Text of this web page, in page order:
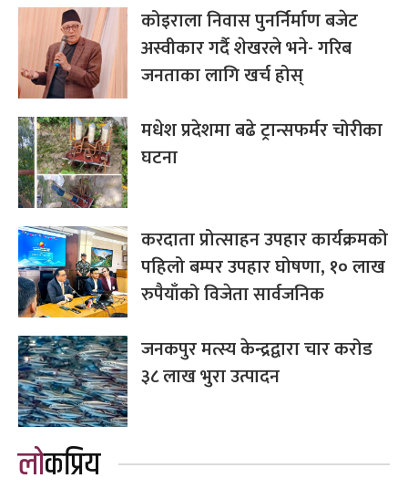
कोइराला निवास पुनर्निर्माण बजेट
अस्वीकार गर्दै शेखरले भने- गरिब
जनताका लागि खर्च होस्
मधेश प्रदेशमा बढे ट्रान्सफर्मर चोरीका
घटना
करदाता प्रोत्साहन उपहार कार्यक्रमको
पहिलो बम्पर उपहार घोषणा, १० लाख
रुपैयाँको विजेता सार्वजनिक
जनकपुर मत्स्य केन्द्रद्वारा चार करोड
३८ लाख भुरा उत्पादन
लोकप्रिय